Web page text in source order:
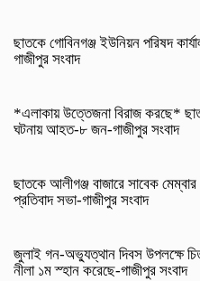
ছাতকে গোবিনগঞ্জ ইউনিয়ন পরিষদ
গাজীপুর সংবাদ
*এলাকায় উত্তেজনা বিরাজ করছে*
ঘটনায় আহত-৮ জন-গাজীপুর সংবাদ
ছাতকে আলীগঞ্জ বাজারে সাবেক
প্রতিবাদ সভা-গাজীপুর সংবাদ
জুলাই গন-অভ্যুত্থান দিবস উপলক্ষে
নীলা ১ম স্হান করেছে-গাজীপুর সংবাদ